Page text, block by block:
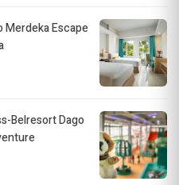
Merdeka Escape
Belresort Dago